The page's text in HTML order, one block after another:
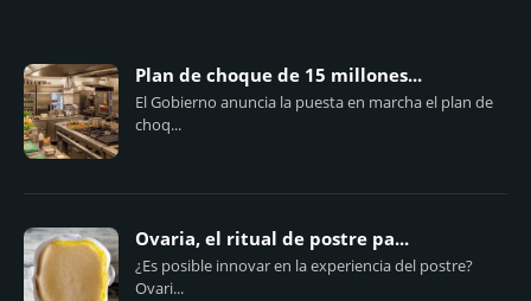
Plan de choque de 15 millones...
El Gobierno anuncia la puesta en marcha el plan de
choq...
Ovaria, el ritual de postre pa...
¿Es posible innovar en la experiencia del postre?
Ovari...